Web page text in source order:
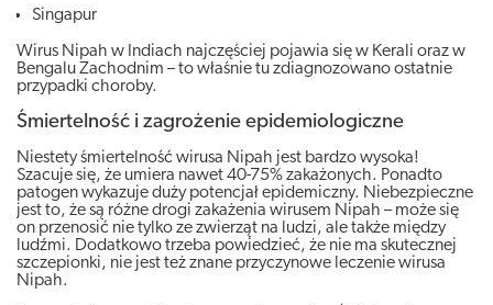
Singapur
Wirus Nipah w Indiach najczęściej pojawia się w Kerali oraz w
Bengalu Zachodnim – to właśnie tu zdiagnozowano ostatnie
przypadki choroby.
Śmiertelność i zagrożenie epidemiologiczne
Niestety śmiertelność wirusa Nipah jest bardzo wysoka!
Szacuje się, że umiera nawet 40-75% zakażonych. Ponadto
patogen wykazuje duży potencjał epidemiczny. Niebezpieczne
jest to, że są różne drogi zakażenia wirusem Nipah – może się
on przenosić nie tylko ze zwierząt na ludzi, ale także między
ludźmi. Dodatkowo trzeba powiedzieć, że nie ma skutecznej
szczepionki, nie jest też znane przyczynowe leczenie wirusa
Nipah.